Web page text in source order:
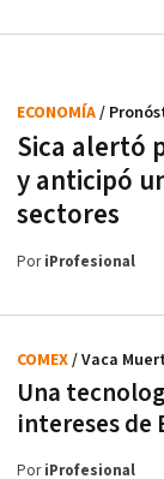
Sica alertó
y anticipó
sectores
ECONOMÍA/
PoriProfesional
Una
intereses de
COMEX/ Vaca
PoriProfesional